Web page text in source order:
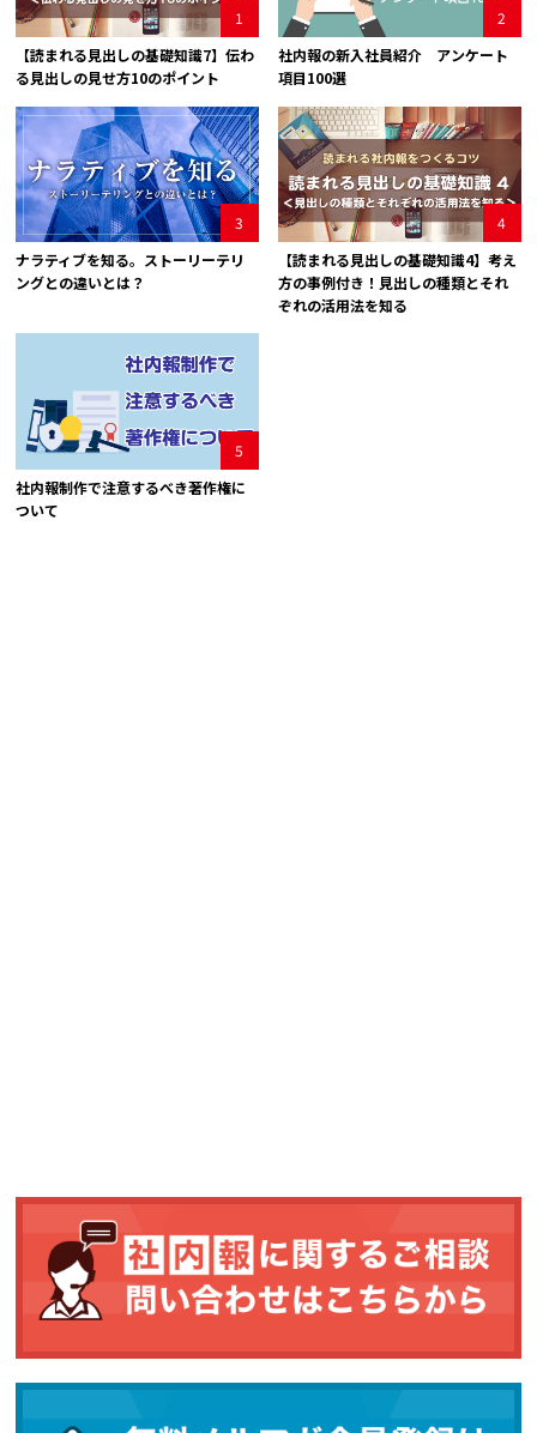
1
【読まれる見出しの基礎知識7】伝わ
る見出しの見せ方10のポイント
2
社内報の新入社員紹介 アンケート
項目100選
3
ナラティブを知る。ストーリーテリ
ングとの違いとは？
4
【読まれる見出しの基礎知識4】考え
方の事例付き！見出しの種類とそれ
ぞれの活用法を知る
5
社内報制作で注意するべき著作権に
ついて